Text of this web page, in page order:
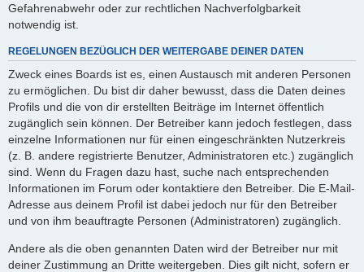
Gefahrenabwehr oder zur rechtlichen Nachverfolgbarkeit
notwendig ist.
REGELUNGEN BEZÜGLICH DER WEITERGABE DEINER DATEN
Zweck eines Boards ist es, einen Austausch mit anderen Personen
zu ermöglichen. Du bist dir daher bewusst, dass die Daten deines
Profils und die von dir erstellten Beiträge im Internet öffentlich
zugänglich sein können. Der Betreiber kann jedoch festlegen, dass
einzelne Informationen nur für einen eingeschränkten Nutzerkreis
(z. B. andere registrierte Benutzer, Administratoren etc.) zugänglich
sind. Wenn du Fragen dazu hast, suche nach entsprechenden
Informationen im Forum oder kontaktiere den Betreiber. Die E-Mail-
Adresse aus deinem Profil ist dabei jedoch nur für den Betreiber
und von ihm beauftragte Personen (Administratoren) zugänglich.
Andere als die oben genannten Daten wird der Betreiber nur mit
deiner Zustimmung an Dritte weitergeben. Dies gilt nicht, sofern er